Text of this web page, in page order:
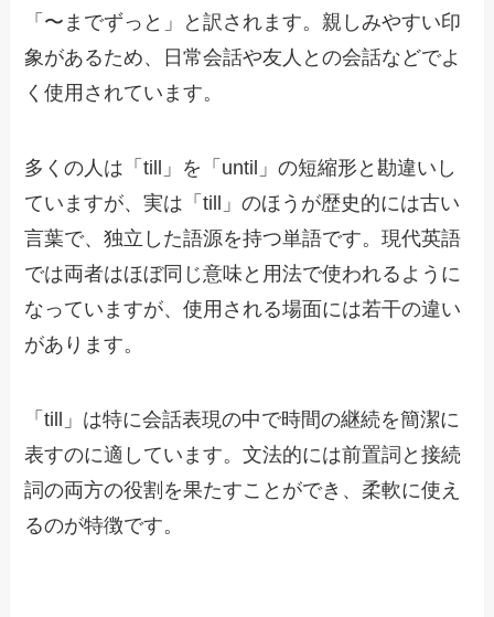
「〜までずっと」と訳されます。親しみやすい印
象があるため、日常会話や友人との会話などでよ
く使用されています。
多くの人は「till」を「until」の短縮形と勘違いし
ていますが、実は「till」のほうが歴史的には古い
言葉で、独立した語源を持つ単語です。現代英語
では両者はほぼ同じ意味と用法で使われるように
なっていますが、使用される場面には若干の違い
があります。
「till」は特に会話表現の中で時間の継続を簡潔に
表すのに適しています。文法的には前置詞と接続
詞の両方の役割を果たすことができ、柔軟に使え
るのが特徴です。